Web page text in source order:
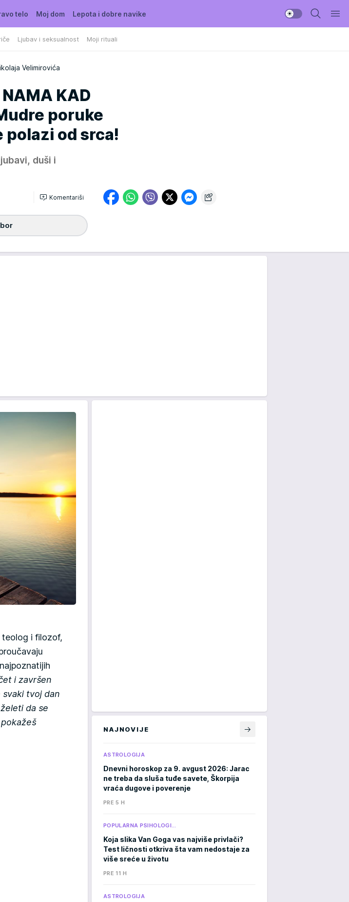
Ljubav i seksualnost Moji rituali
telo Moj dom Lepota i dobre navike
Velimirovića
NAMA KAD
poruke
polazi od srca!
duši i
Komentariši
teolog i filozof,
i završen
tvoj dan
da se
NAJNOVIJE
ASTROLOGIJA
Dnevni horoskop za 9. avgust 2026: Jarac
ne treba da sluša tuđe savete, Škorpija
vraća dugove i poverenje
PRE 5 H
POPULARNA PSIHOLOGI…
Koja slika Van Goga vas najviše privlači?
Test ličnosti otkriva šta vam nedostaje za
više sreće u životu
PRE 11 H
ASTROLOGIJA